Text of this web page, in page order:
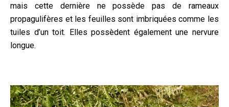
mais cette dernière ne possède pas de rameaux
propagulifères et les feuilles sont imbriquées comme les
tuiles d’un toit. Elles possèdent également une nervure
longue.